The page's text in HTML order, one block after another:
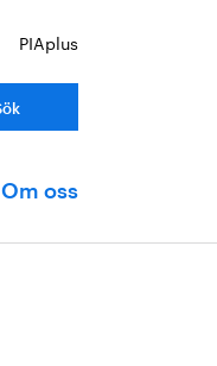
PIAplus
Om oss